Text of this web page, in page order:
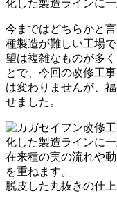
今まではどちらかと
種製造が難しい工場
望は複雑なものが多
とで、今回の改修工
は変わりませんが、
せました。
在来種の実の流れや
を重ねます。
脱皮した丸抜きの仕